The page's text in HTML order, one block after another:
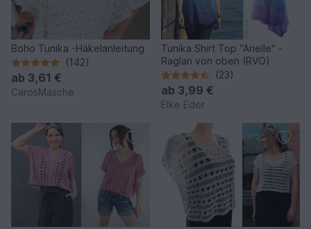
Boho Tunika -Häkelanleitung
(142)
ab 3,61 €
CarosMasche
Tunika Shirt Top "Arielle" -
Raglan von oben (RVO)
(23)
ab 3,99 €
Elke Eder